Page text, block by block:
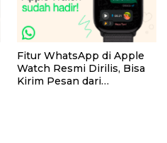
Fitur WhatsApp di Apple
Watch Resmi Dirilis, Bisa
Kirim Pesan dari